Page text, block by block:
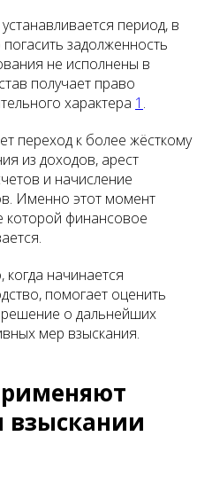
период, в
задолженность
не исполнены в
получает право
характера 1 .
переход к более жёсткому
из доходов, арест
и начисление
Именно этот момент
которой финансовое
начинается
помогает оценить
решение о дальнейших
мер взыскания.
взыскании